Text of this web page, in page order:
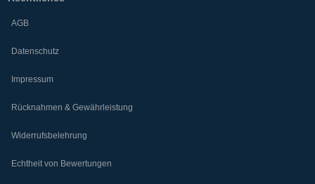
AGB
Datenschutz
Impressum
Rücknahmen & Gewährleistung
Widerrufsbelehrung
Echtheit von Bewertungen